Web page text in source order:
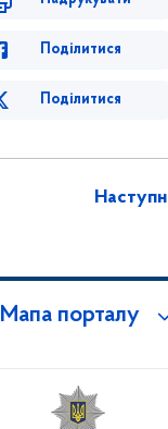
Поділитися
Поділитися
Мапа порталу